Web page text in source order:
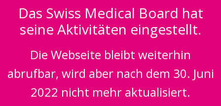
Das Swiss Medical Board hat
seine Aktivitäten eingestellt.
Die Webseite bleibt weiterhin
abrufbar, wird aber nach dem 30. Juni
2022 nicht mehr aktualisiert.